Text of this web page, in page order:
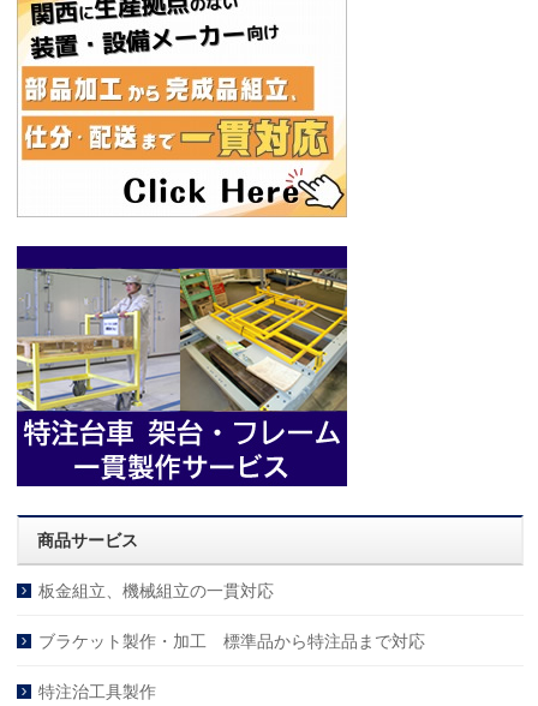
商品サービス
板金組立、機械組立の一貫対応
ブラケット製作・加工 標準品から特注品まで対応
特注治工具製作